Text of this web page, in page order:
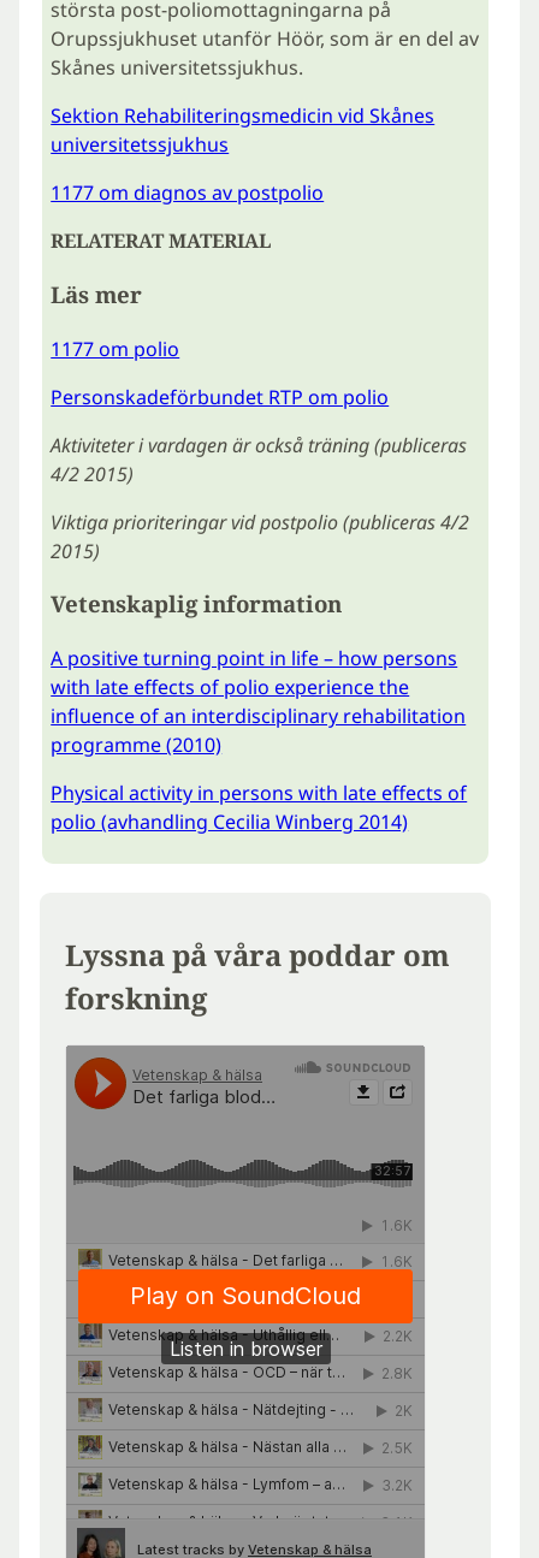
största post-poliomottagningarna på
Orupssjukhuset utanför Höör, som är en del av
Skånes universitetssjukhus.
Sektion Rehabiliteringsmedicin vid Skånes
universitetssjukhus
1177 om diagnos av postpolio
RELATERAT MATERIAL
Läs mer
1177 om polio
Personskadeförbundet RTP om polio
Aktiviteter i vardagen är också träning (publiceras
4/2 2015)
Viktiga prioriteringar vid postpolio (publiceras 4/2
2015)
Vetenskaplig information
A positive turning point in life – how persons
with late effects of polio experience the
influence of an interdisciplinary rehabilitation
programme (2010)
Physical activity in persons with late effects of
polio (avhandling Cecilia Winberg 2014)
Lyssna på våra poddar om
forskning